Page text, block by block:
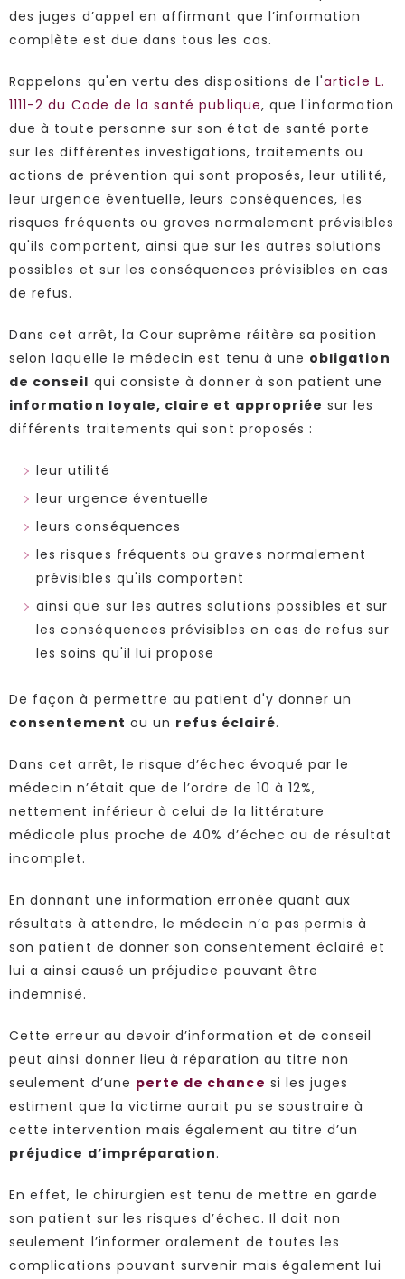
des juges d’appel en affirmant que l’information
complète est due dans tous les cas.
Rappelons qu'en vertu des dispositions de l'article L.
1111-2 du Code de la santé publique, que l'information
due à toute personne sur son état de santé porte
sur les différentes investigations, traitements ou
actions de prévention qui sont proposés, leur utilité,
leur urgence éventuelle, leurs conséquences, les
risques fréquents ou graves normalement prévisibles
qu'ils comportent, ainsi que sur les autres solutions
possibles et sur les conséquences prévisibles en cas
de refus.
Dans cet arrêt, la Cour suprême réitère sa position
selon laquelle le médecin est tenu à une obligation
de conseil qui consiste à donner à son patient une
information loyale, claire et appropriée sur les
différents traitements qui sont proposés :
leur utilité
leur urgence éventuelle
leurs conséquences
les risques fréquents ou graves normalement
prévisibles qu'ils comportent
ainsi que sur les autres solutions possibles et sur
les conséquences prévisibles en cas de refus sur
les soins qu'il lui propose
De façon à permettre au patient d'y donner un
consentement ou un refus éclairé.
Dans cet arrêt, le risque d’échec évoqué par le
médecin n’était que de l’ordre de 10 à 12%,
nettement inférieur à celui de la littérature
médicale plus proche de 40% d’échec ou de résultat
incomplet.
En donnant une information erronée quant aux
résultats à attendre, le médecin n’a pas permis à
son patient de donner son consentement éclairé et
lui a ainsi causé un préjudice pouvant être
indemnisé.
Cette erreur au devoir d’information et de conseil
peut ainsi donner lieu à réparation au titre non
seulement d’une perte de chance si les juges
estiment que la victime aurait pu se soustraire à
cette intervention mais également au titre d’un
préjudice d’impréparation.
En effet, le chirurgien est tenu de mettre en garde
son patient sur les risques d’échec. Il doit non
seulement l’informer oralement de toutes les
complications pouvant survenir mais également lui